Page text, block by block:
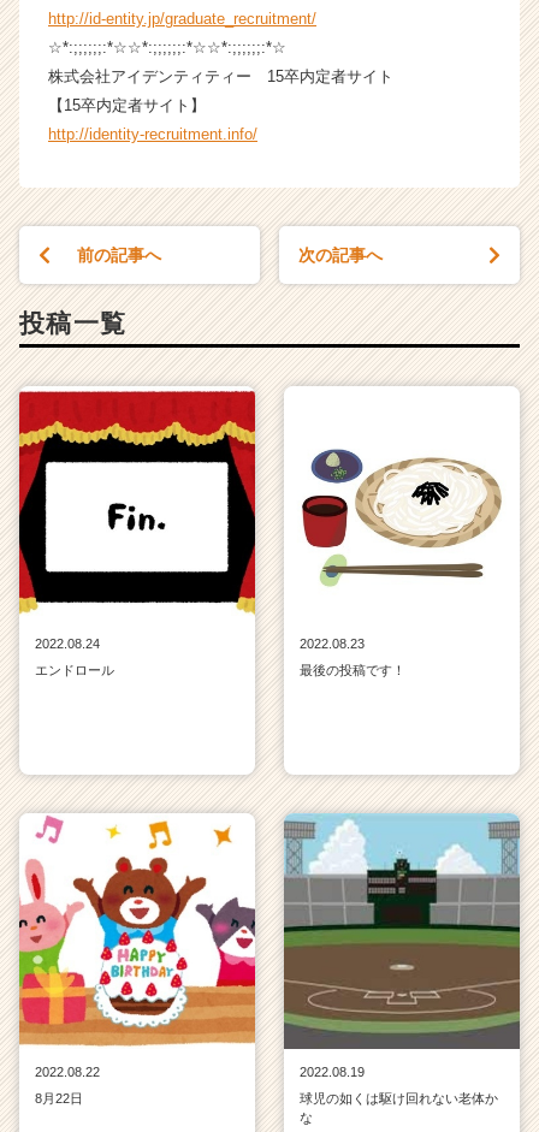
http://id-entity.jp/graduate_recruitment/
☆*:;;;;;;:*☆☆*:;;;;;;:*☆☆*:;;;;;;:*☆
株式会社アイデンティティー 15卒内定者サイト
【15卒内定者サイト】
http://identity-recruitment.info/
前の記事へ 次の記事へ
投稿一覧
2022.08.24
エンドロール
2022.08.23
最後の投稿です！
2022.08.22
8月22日
2022.08.19
球児の如くは駆け回れない老体か
な